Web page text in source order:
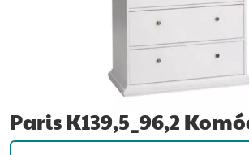
Paris K139,5_96,2